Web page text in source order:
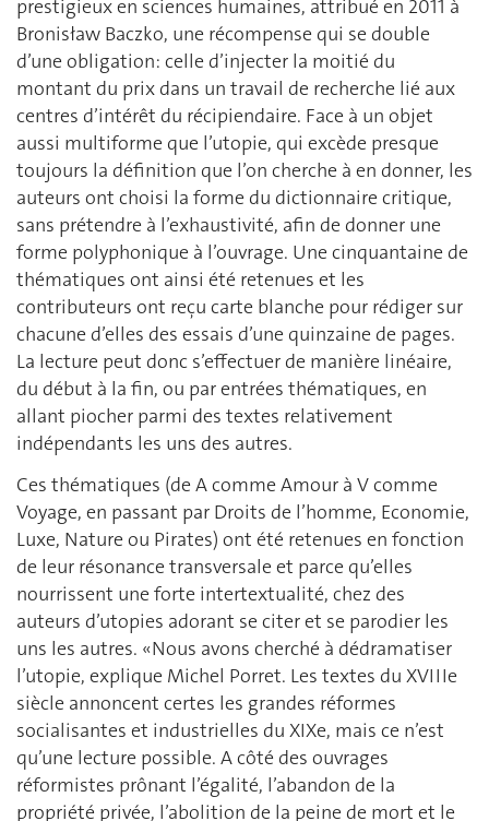
prestigieux en sciences humaines, attribué en 2011 à
Bronisław Baczko, une récompense qui se double
d’une obligation: celle d’injecter la moitié du
montant du prix dans un travail de recherche lié aux
centres d’intérêt du récipiendaire. Face à un objet
aussi multiforme que l’utopie, qui excède presque
toujours la définition que l’on cherche à en donner, les
auteurs ont choisi la forme du dictionnaire critique,
sans prétendre à l’exhaustivité, afin de donner une
forme polyphonique à l’ouvrage. Une cinquantaine de
thématiques ont ainsi été retenues et les
contributeurs ont reçu carte blanche pour rédiger sur
chacune d’elles des essais d’une quinzaine de pages.
La lecture peut donc s’effectuer de manière linéaire,
du début à la fin, ou par entrées thématiques, en
allant piocher parmi des textes relativement
indépendants les uns des autres.
Ces thématiques (de A comme Amour à V comme
Voyage, en passant par Droits de l’homme, Economie,
Luxe, Nature ou Pirates) ont été retenues en fonction
de leur résonance transversale et parce qu’elles
nourrissent une forte intertextualité, chez des
auteurs d’utopies adorant se citer et se parodier les
uns les autres. «Nous avons cherché à dédramatiser
l’utopie, explique Michel Porret. Les textes du XVIIIe
siècle annoncent certes les grandes réformes
socialisantes et industrielles du XIXe, mais ce n’est
qu’une lecture possible. A côté des ouvrages
réformistes prônant l’égalité, l’abandon de la
propriété privée, l’abolition de la peine de mort et le